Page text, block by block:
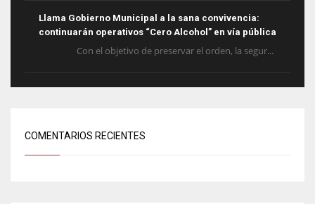
Llama Gobierno Municipal a la sana convivencia:
continuarán operativos “Cero Alcohol” en vía pública
Con el objetivo de preservar el orden, la segur...
COMENTARIOS RECIENTES